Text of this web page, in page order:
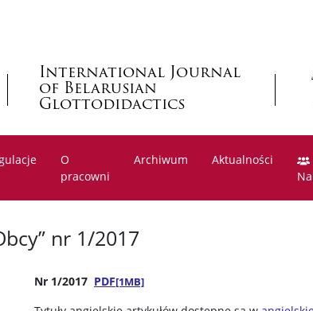
International Journal
of Belarusian
Glottodidactics
O
pracowni
Archiwum Aktualności
nr 1/2017
Nr 1/2017 PDF[1MB]